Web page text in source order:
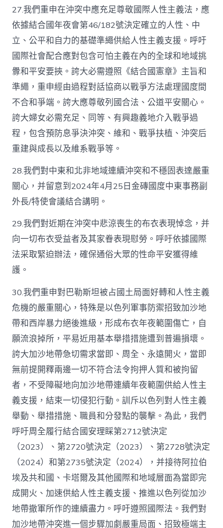
27.我們重申在沖突中應充足尊敬國際人性主義法，應
依據結合國年夜會第46/182號決定確立的人性、中
立、公平和自力的基礎準繩供給人性主義支援。呼吁
國際社會配合應對包含可怕主義在內的全球和地域挑
釁和平安要挾。誇大必需遵照《結合國憲章》主旨和
準繩，重申經由過程對話協商以戰爭方法處理國度間
不合和爭端。誇大應尊敬列國合法、公道平安關心。
誇大婦女必需充足、同等、有興趣義地介入戰爭過
程，包含預防息爭決沖突、維和、戰爭扶植、沖突后
重建與成長以及維系戰爭等。
28.我們對中東和北非地域連續沖突和不穩固表達嚴重
關心，并留意到2024年4月25日金磚國度中東事務副
外長/特使會議結合講明。
29.我們對近期在沖突中悲涼喪生的布衣表現悼念，并
向一切布衣受益者及其家眷表現慰勞。呼吁依據國際
法采取緊迫辦法，確保通俗大眾的性命平安獲得維
護。
30.我們重申對巴勒斯坦被占國土局面好轉和人性主義
危機的嚴重關心，特殊是以色列軍事防禦招致加沙地
帶和西岸暴力絕後進級，形成布衣年夜範圍傷亡，自
願流浪掉所，平易近用基本舉措措施遭到普遍損壞。
誇大加沙地帶急切需求當即、周全、永遠開火，當即
無前提開釋兩邊一切不符合法令拘押人質和被拘留
者，不受障礙地向加沙地帶連續年夜範圍供給人性主
義支援，結束一切侵犯行動。訓斥以色列對人性主義
舉動、舉措措施、職員和分發點的襲擊。為此，我們
呼吁周全履行結合國安理睬第2712號決定
（2023）、第2720號決定（2023）、第2728號決定
（2024）和第2735號決定（2024），并接待阿拉伯
埃及共和國、卡塔爾及其他國際和地域層面為當即完
成開火、加速供給人性主義支援、推進以色列從加沙
地帶撤軍所作的連續盡力。呼吁遵照國際法。我們對
加沙地帶沖突進一個步驟加劇嚴重局面、招致極端主